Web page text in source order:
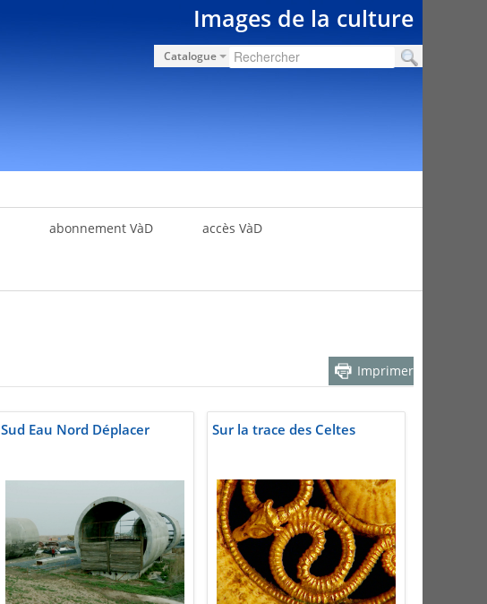
Images de la culture
Catalogue
abonnement VàD accès VàD
Imprimer
Sud Eau Nord Déplacer Sur la trace des Celtes